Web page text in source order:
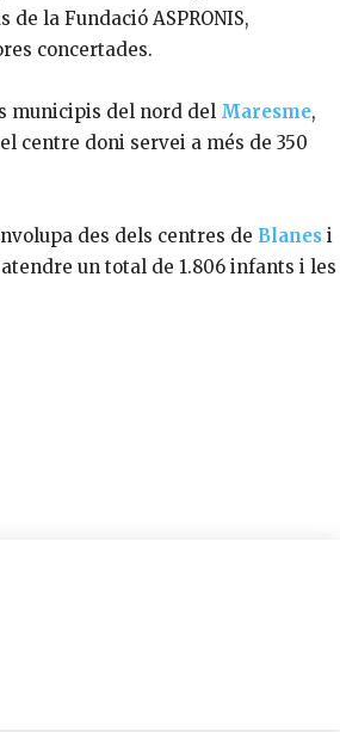
la Fundació ASPRONIS,
concertades.
municipis del nord del Maresme,
centre doni servei a més de 350
des dels centres de Blanes i
un total de 1.806 infants i les